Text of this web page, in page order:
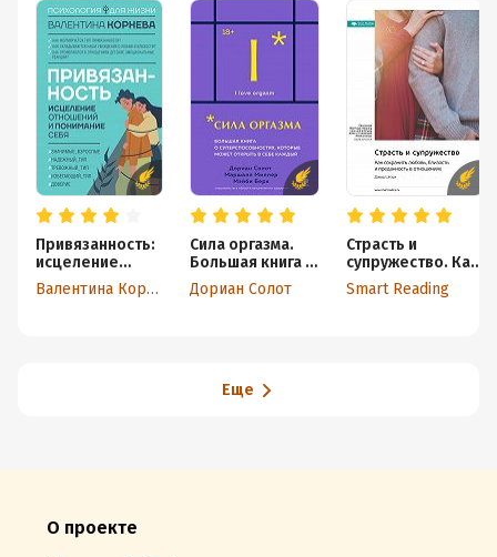
Привязанность:
исцеление
отношений и
понимание себя
Валентина Корнева
Сила оргазма.
Большая книга о
суперспособнос
тях, которые
Дориан Солот
Страсть и
супружество. Как
сохранить
любовь, близость
Smart Reading
Еще
О проекте